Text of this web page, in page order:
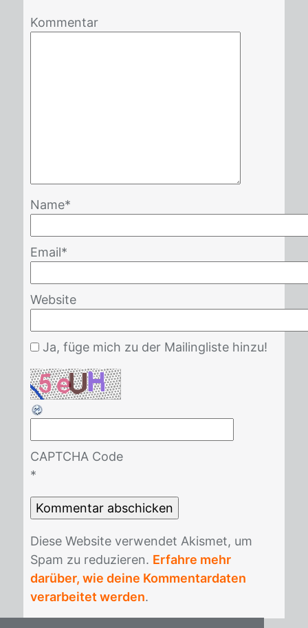
Kommentar
Name*
Email*
Website
Ja, füge mich zu der Mailingliste hinzu!
CAPTCHA Code
*
Die­se Web­site ver­wen­det Akis­met, um
Spam zu re­du­zie­ren. Erfahre mehr
darüber, wie deine Kommentardaten
verarbeitet werden.